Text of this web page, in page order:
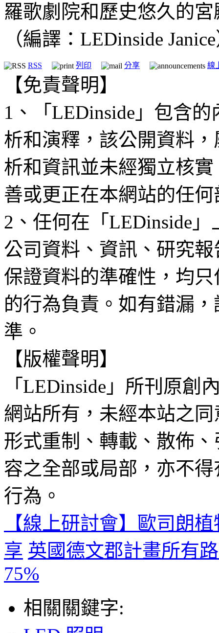
羅歌劇院和歷史悠久的
（編譯：LEDinside
RSS 列印 分享 線
【免責聲明】
1、「LEDinside」包含
析和演釋，該公開資料
析和資訊並未經獨立核
善或更正在本網站的任
2、任何在「LEDinside
公司資料、資訊、研究
保證資料的準確性，均
的行為負責。如有錯漏
準。
【版權聲明】
「LEDinside」所刊原創
網站所有，未經本站之
形式重制、轉載、散佈
容之全部或局部，亦不
行為。
【線上研討會】歐司朗
享 英國德文郡計畫所有
75%
相關關鍵字: